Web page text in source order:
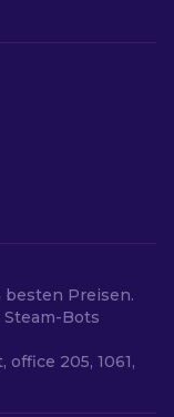
Preisen.
Bots
office 205, 1061,